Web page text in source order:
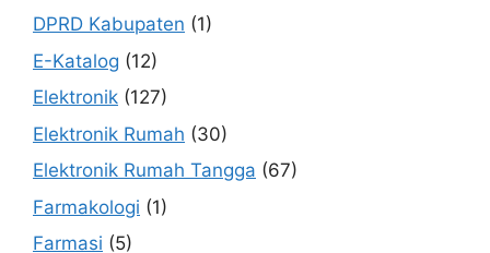
DPRD Kabupaten (1)
E-Katalog (12)
Elektronik (127)
Elektronik Rumah (30)
Elektronik Rumah Tangga (67)
Farmakologi (1)
Farmasi (5)